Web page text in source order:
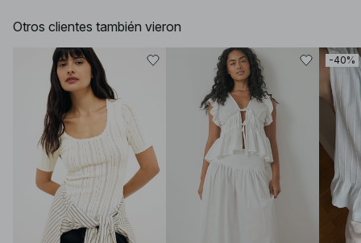
Otros clientes también vieron
-40%